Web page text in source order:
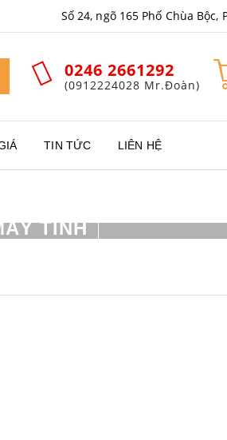
Số 24, ngõ 165 Phố Chùa Bộc,
0246 2661292
(0912224028 Mr.Đoàn)
TIN TỨC LIÊN HỆ
TÍNH